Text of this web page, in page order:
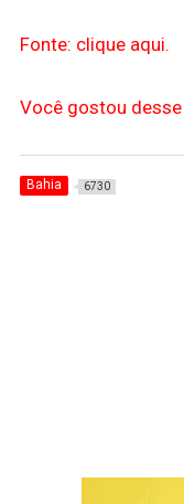
Fonte: clique aqui.
Você gostou
Bahia 6730